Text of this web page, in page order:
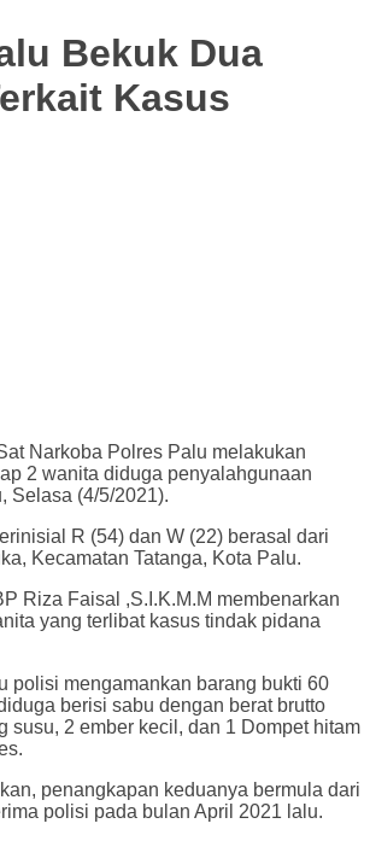
Bekuk Dua
Kasus
Narkoba Polres Palu melakukan
2 wanita diduga penyalahgunaan
Selasa (4/5/2021).
R (54) dan W (22) berasal dari
Kecamatan Tatanga, Kota Palu.
Riza Faisal ,S.I.K.M.M membenarkan
yang terlibat kasus tindak pidana
polisi mengamankan barang bukti 60
berisi sabu dengan berat brutto
susu, 2 ember kecil, dan 1 Dompet hitam
penangkapan keduanya bermula dari
polisi pada bulan April 2021 lalu.